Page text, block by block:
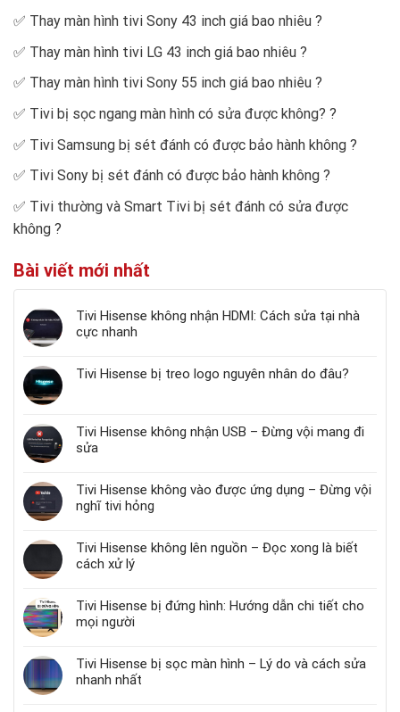
✅ Thay màn hình tivi Sony 43 inch giá bao nhiêu ?
✅ Thay màn hình tivi LG 43 inch giá bao nhiêu ?
✅ Thay màn hình tivi Sony 55 inch giá bao nhiêu ?
✅ Tivi bị sọc ngang màn hình có sửa được không? ?
✅ Tivi Samsung bị sét đánh có được bảo hành không ?
✅ Tivi Sony bị sét đánh có được bảo hành không ?
✅ Tivi thường và Smart Tivi bị sét đánh có sửa được
không ?
Bài viết mới nhất
Tivi Hisense không nhận HDMI: Cách sửa tại nhà
cực nhanh
Tivi Hisense bị treo logo nguyên nhân do đâu?
Tivi Hisense không nhận USB – Đừng vội mang đi
sửa
Tivi Hisense không vào được ứng dụng – Đừng vội
nghĩ tivi hỏng
Tivi Hisense không lên nguồn – Đọc xong là biết
cách xử lý
Tivi Hisense bị đứng hình: Hướng dẫn chi tiết cho
mọi người
Tivi Hisense bị sọc màn hình – Lý do và cách sửa
nhanh nhất